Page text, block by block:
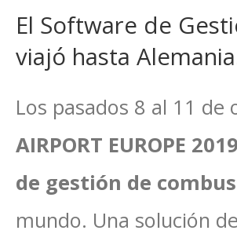
El Software de
viajó hasta
Los pasados 8 al 11 de
AIRPORT EUROPE 2019
de gestión de
mundo. Una solución